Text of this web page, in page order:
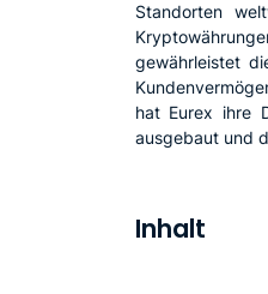
Standorten
gewährleistet
hat Eurex ihre
ausgebaut und
Inhalt